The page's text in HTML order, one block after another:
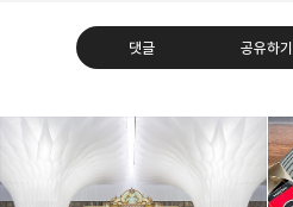
댓글 공유하기
Leica Sisyphus